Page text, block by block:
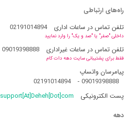
راه‌های ارتباطی
تلفن تماس در ساعات اداری
02191014894
داخلی "صفر" یا "صد و یک" را وارد نمایید
تلفن تماس در ساعات غیراداری 09019398888
فقط برای پشتیبانی سایت دهه دات کام
پیامرسان واتساپ
09019398888
-
02191014894
پست الکترونیکی
support[At]Deheh[Dot]com
دهه